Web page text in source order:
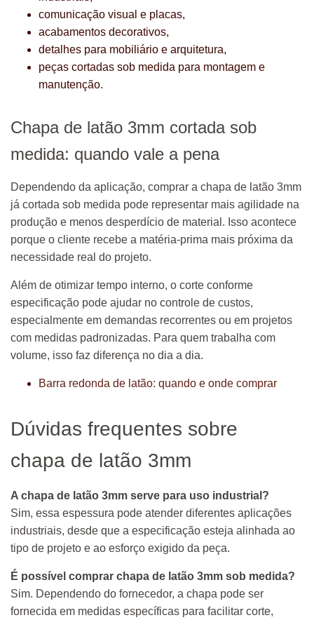
comunicação visual e placas,
acabamentos decorativos,
detalhes para mobiliário e arquitetura,
peças cortadas sob medida para montagem e
manutenção.
Chapa de latão 3mm cortada sob
medida: quando vale a pena
Dependendo da aplicação, comprar a chapa de latão 3mm
já cortada sob medida pode representar mais agilidade na
produção e menos desperdício de material. Isso acontece
porque o cliente recebe a matéria-prima mais próxima da
necessidade real do projeto.
Além de otimizar tempo interno, o corte conforme
especificação pode ajudar no controle de custos,
especialmente em demandas recorrentes ou em projetos
com medidas padronizadas. Para quem trabalha com
volume, isso faz diferença no dia a dia.
Barra redonda de latão: quando e onde comprar
Dúvidas frequentes sobre
chapa de latão 3mm
A chapa de latão 3mm serve para uso industrial?
Sim, essa espessura pode atender diferentes aplicações
industriais, desde que a especificação esteja alinhada ao
tipo de projeto e ao esforço exigido da peça.
É possível comprar chapa de latão 3mm sob medida?
Sim. Dependendo do fornecedor, a chapa pode ser
fornecida em medidas específicas para facilitar corte,